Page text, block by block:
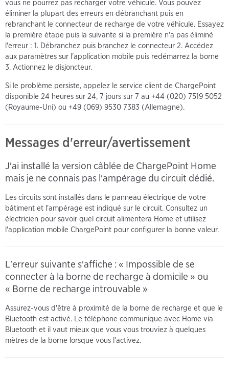
vous ne pourrez pas recharger votre véhicule. Vous pouvez
éliminer la plupart des erreurs en débranchant puis en
rebranchant le connecteur de recharge de votre véhicule. Essayez
la première étape puis la suivante si la première n'a pas éliminé
l'erreur : 1. Débranchez puis branchez le connecteur 2. Accédez
aux paramètres sur l'application mobile puis redémarrez la borne
3. Actionnez le disjoncteur.
Si le problème persiste, appelez le service client de ChargePoint
disponible 24 heures sur 24, 7 jours sur 7 au +44 (020) 7519 5052
(Royaume-Uni) ou +49 (069) 9530 7383 (Allemagne).
Messages d'erreur/avertissement
J'ai installé la version câblée de ChargePoint Home
mais je ne connais pas l'ampérage du circuit dédié.
Les circuits sont installés dans le panneau électrique de votre
bâtiment et l'ampérage est indiqué sur le circuit. Consultez un
électricien pour savoir quel circuit alimentera Home et utilisez
l'application mobile ChargePoint pour configurer la bonne valeur.
L'erreur suivante s'affiche : « Impossible de se
connecter à la borne de recharge à domicile » ou
« Borne de recharge introuvable »
Assurez-vous d'être à proximité de la borne de recharge et que le
Bluetooth est activé. Le téléphone communique avec Home via
Bluetooth et il vaut mieux que vous vous trouviez à quelques
mètres de la borne lorsque vous l'activez.